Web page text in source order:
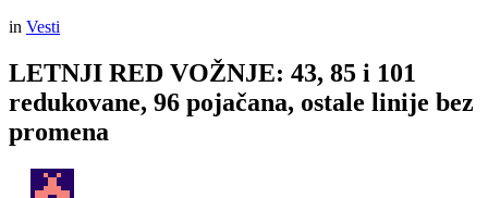
in Vesti
LETNJI RED VOŽNJE: 43, 85 i 101
redukovane, 96 pojačana, ostale linije bez
promena